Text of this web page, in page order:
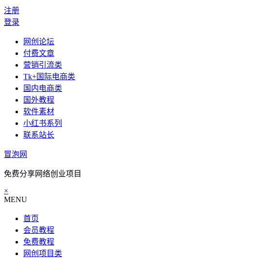
注册
登录
网创论坛
付费文章
营销引流类
Tk+国际电商类
国内电商类
国外教程
软件素材
小红书系列
联系站长
冒泡网
免费分享网络创业项目
×
MENU
首页
会员教程
免费教程
网创项目类